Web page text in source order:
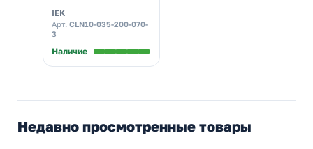
мм
IEK
Арт. CLN10-035-200-070-
3
Наличие
Недавно просмотренные товары